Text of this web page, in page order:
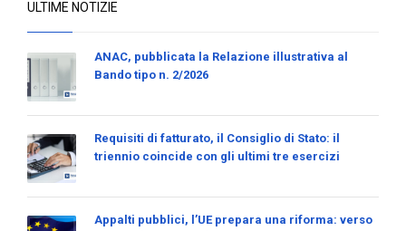
ULTIME NOTIZIE
ANAC, pubblicata la Relazione illustrativa al
Bando tipo n. 2/2026
Requisiti di fatturato, il Consiglio di Stato: il
triennio coincide con gli ultimi tre esercizi
Appalti pubblici, l’UE prepara una riforma: verso